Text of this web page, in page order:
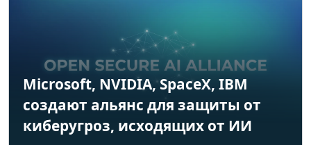
Microsoft, NVIDIA, SpaceX, IBM
создают альянс для защиты от
киберугроз, исходящих от ИИ